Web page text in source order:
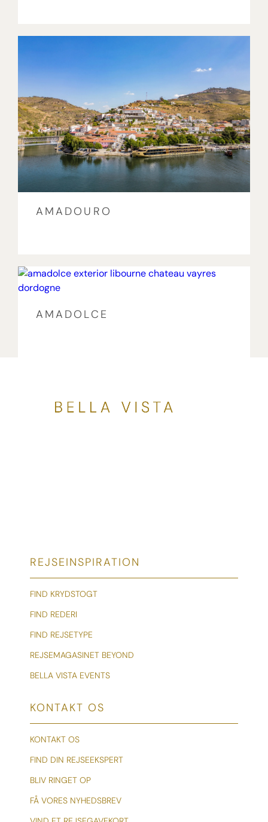
AMADOURO
AMADOLCE
REJSEINSPIRATION
FIND KRYDSTOGT
FIND REDERI
FIND REJSETYPE
REJSEMAGASINET BEYOND
BELLA VISTA EVENTS
KONTAKT OS
KONTAKT OS
FIND DIN REJSEEKSPERT
BLIV RINGET OP
FÅ VORES NYHEDSBREV